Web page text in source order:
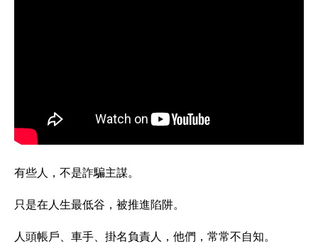
有些人，不是詐騙主謀。
只是在人生最低谷，被推進陷阱。
人頭帳戶、車手、掛名負責人，他們，常常不自知。